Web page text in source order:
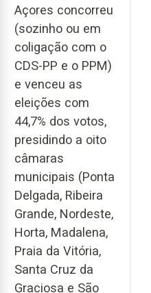
Açores concorreu
(sozinho ou em
coligação com o
CDS-PP e o PPM)
e venceu as
eleições com
44,7% dos votos,
presidindo a oito
câmaras
municipais (Ponta
Delgada, Ribeira
Grande, Nordeste,
Horta, Madalena,
Praia da Vitória,
Santa Cruz da
Graciosa e São